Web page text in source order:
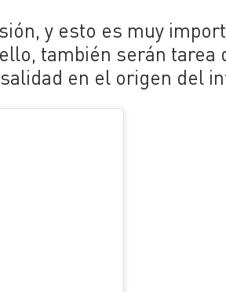
y esto es muy
también serán tarea
en el origen del